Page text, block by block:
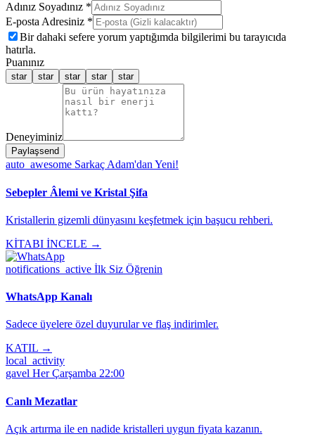
Adınız Soyadınız *
E-posta Adresiniz *
Bir dahaki sefere yorum yaptığımda bilgilerimi bu tarayıcıda
hatırla.
Puanınız
star star star star star
Deneyiminiz
Paylaşsend
auto_awesome Sarkaç Adam'dan Yeni!
Sebepler Âlemi ve Kristal Şifa
Kristallerin gizemli dünyasını keşfetmek için başucu rehberi.
KİTABI İNCELE →
notifications_active İlk Siz Öğrenin
WhatsApp Kanalı
Sadece üyelere özel duyurular ve flaş indirimler.
KATIL →
local_activity
gavel Her Çarşamba 22:00
Canlı Mezatlar
Açık artırma ile en nadide kristalleri uygun fiyata kazanın.